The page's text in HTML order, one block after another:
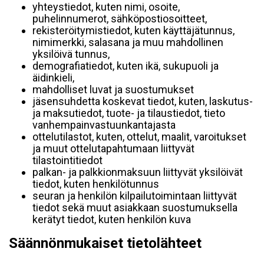
yhteystiedot, kuten nimi, osoite,
puhelinnumerot, sähköpostiosoitteet,
rekisteröitymistiedot, kuten käyttäjätunnus,
nimimerkki, salasana ja muu mahdollinen
yksilöivä tunnus,
demografiatiedot, kuten ikä, sukupuoli ja
äidinkieli,
mahdolliset luvat ja suostumukset
jäsensuhdetta koskevat tiedot, kuten, laskutus-
ja maksutiedot, tuote- ja tilaustiedot, tieto
vanhempainvastuunkantajasta
ottelutilastot, kuten, ottelut, maalit, varoitukset
ja muut ottelutapahtumaan liittyvät
tilastointitiedot
palkan- ja palkkionmaksuun liittyvät yksilöivät
tiedot, kuten henkilötunnus
seuran ja henkilön kilpailutoimintaan liittyvät
tiedot sekä muut asiakkaan suostumuksella
kerätyt tiedot, kuten henkilön kuva
Säännönmukaiset tietolähteet